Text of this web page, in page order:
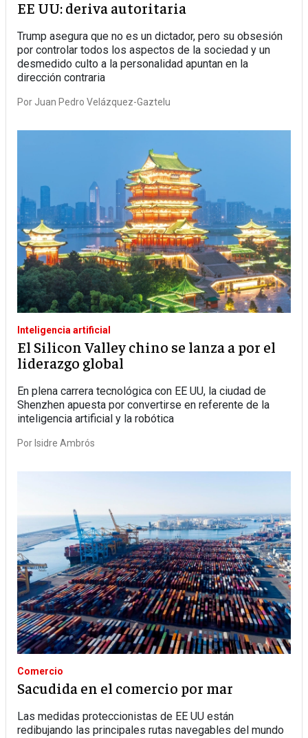
EE UU: deriva autoritaria
Trump asegura que no es un dictador, pero su obsesión
por controlar todos los aspectos de la sociedad y un
desmedido culto a la personalidad apuntan en la
dirección contraria
Por Juan Pedro Velázquez-Gaztelu
Inteligencia artificial
El Silicon Valley chino se lanza a por el
liderazgo global
En plena carrera tecnológica con EE UU, la ciudad de
Shenzhen apuesta por convertirse en referente de la
inteligencia artificial y la robótica
Por Isidre Ambrós
Comercio
Sacudida en el comercio por mar
Las medidas proteccionistas de EE UU están
redibujando las principales rutas navegables del mundo